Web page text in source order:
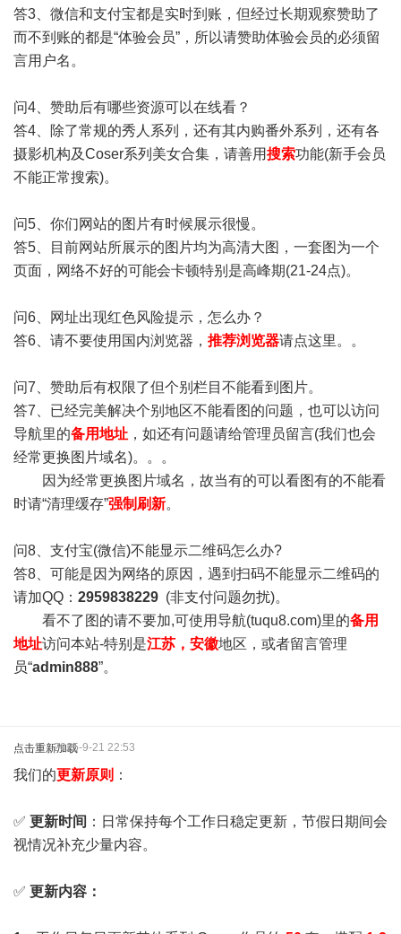
答3、微信和支付宝都是实时到账，但经过长期观察赞助了
而不到账的都是“体验会员”，所以请赞助体验会员的必须留
言用户名。
问4、赞助后有哪些资源可以在线看？
答4、除了常规的秀人系列，还有其内购番外系列，还有各
摄影机构及Coser系列美女合集，请善用搜索功能(新手会员
不能正常搜索)。
问5、你们网站的图片有时候展示很慢。
答5、目前网站所展示的图片均为高清大图，一套图为一个
页面，网络不好的可能会卡顿特别是高峰期(21-24点)。
问6、网址出现红色风险提示，怎么办？
答6、请不要使用国内浏览器， 推荐浏览器请点这里。。
问7、赞助后有权限了但个别栏目不能看到图片。
答7、已经完美解决个别地区不能看图的问题，也可以访问
导航里的备用地址 ，如还有问题请给管理员留言(我们也会
经常更换图片域名)。。。
因为经常更换图片域名，故当有的可以看图有的不能看
时请“清理缓存”强制刷新。
问8、支付宝(微信)不能显示二维码怎么办?
答8、可能是因为网络的原因，遇到扫码不能显示二维码的
请加QQ： 2959838229 (非支付问题勿扰)。
看不了图的请不要加,可使用导航(tuqu8.com)里的备用
地址访问本站-特别是江苏，安徽地区，或者留言管理
员“admin888”。
点击重新加载2025-9-21 22:53
我们的更新原则 ：
✅ 更新时间 ：日常保持每个工作日稳定更新，节假日期间会
视情况补充少量内容。
✅ 更新内容：